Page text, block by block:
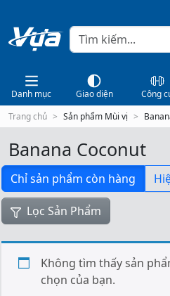
Danh mục Giao diện Công
Trang chủ
Sản phẩm Mùi vị
Banana Coconut
Chỉ sản phẩm còn hàng
Lọc Sản Phẩm
Không tìm thấy sản
chọn của bạn.